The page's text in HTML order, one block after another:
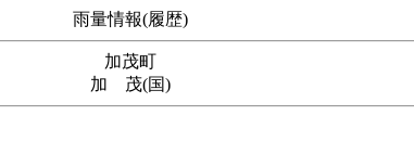
雨量情報(履歴)
加茂町
加 茂(国)